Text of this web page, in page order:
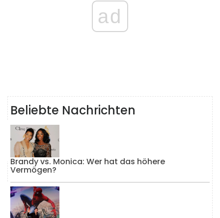
ad
Beliebte Nachrichten
Brandy vs. Monica: Wer hat das höhere
Vermögen?